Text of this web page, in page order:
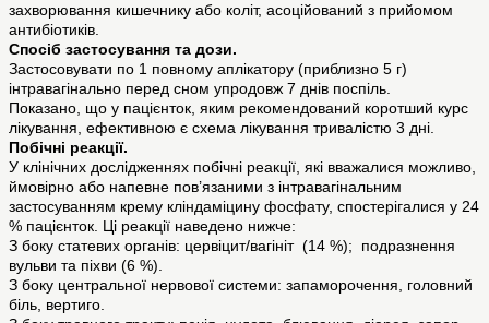
захворювання кишечнику або коліт, асоційований з прийомом
антибіотиків.
Спосіб застосування та дози.
Застосовувати по 1 повному аплікатору (приблизно 5 г)
інтравагінально перед сном упродовж 7 днів поспіль.
Показано, що у пацієнток, яким рекомендований коротший курс
лікування, ефективною є схема лікування тривалістю 3 дні.
Побічні реакції.
У клінічних дослідженнях побічні реакції, які вважалися можливо,
ймовірно або напевне пов’язаними з інтравагінальним
застосуванням крему кліндаміцину фосфату, спостерігалися у 24
% пацієнток. Ці реакції наведено нижче:
З боку статевих органів: цервіцит/вагініт (14 %); подразнення
вульви та піхви (6 %).
З боку центральної нервової системи: запаморочення, головний
біль, вертиго.